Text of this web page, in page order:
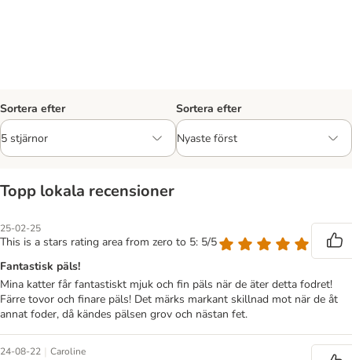
Sortera efter Sortera efter
Topp lokala recensioner
25-02-25
This is a stars rating area from zero to 5: 5/5
Fantastisk päls!
Mina katter får fantastiskt mjuk och fin päls när de äter detta fodret!
Färre tovor och finare päls! Det märks markant skillnad mot när de åt
annat foder, då kändes pälsen grov och nästan fet.
24-08-22 | Caroline